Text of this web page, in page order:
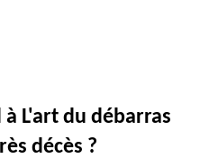
L'art du débarras
décès ?